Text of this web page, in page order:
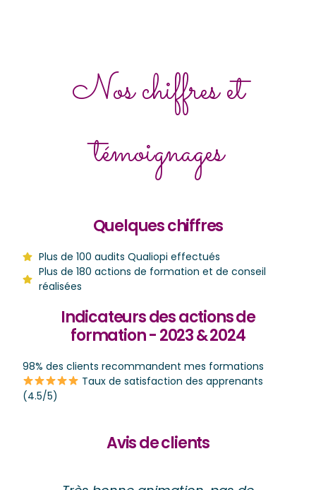
Nos chiffres et
témoignages
Quelques chiffres
Plus de 100 audits Qualiopi effectués​
Plus de 180 actions de formation et de conseil
réalisées
Indicateurs des actions de
formation - 2023 & 2024
98% des clients recommandent mes formations
Taux de satisfaction des apprenants
(4.5/5)​
Avis de clients